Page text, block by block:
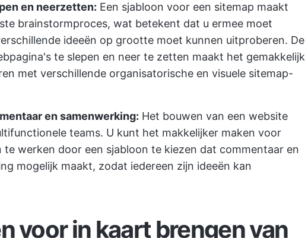
en neerzetten: Een sjabloon voor een sitemap maakt
brainstormproces, wat betekent dat u ermee moet
ideeën op grootte moet kunnen uitproberen. De
te slepen en neer te zetten maakt het gemakkelijk
met verschillende organisatorische en visuele sitemap-
en samenwerking: Het bouwen van een website
teams. U kunt het makkelijker maken voor
te werken door een sjabloon te kiezen dat commentaar en
mogelijk maakt, zodat iedereen zijn ideeën kan
voor in kaart brengen van